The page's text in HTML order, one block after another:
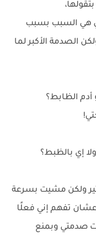
هي السبب بسبب
الصدمة الأكبر لما
الظابط؟
إي بالظبط؟
ولكن مشيت بسرعة
تفهم إني فعلًا
صدمتي وبمنع